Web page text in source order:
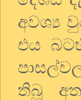
අවශ්‍ය
එය
තිබූ